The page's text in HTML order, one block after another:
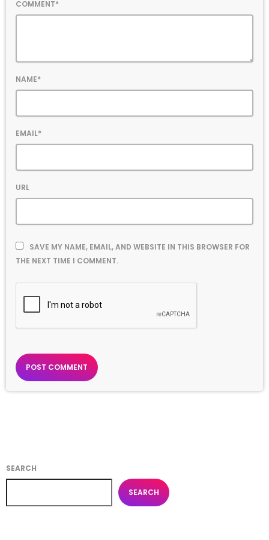
COMMENT*
NAME*
EMAIL*
URL
SAVE MY NAME, EMAIL, AND WEBSITE IN THIS BROWSER FOR
THE NEXT TIME I COMMENT.
SEARCH
SEARCH